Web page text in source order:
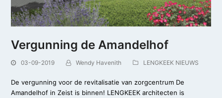
Vergunning de Amandelhof
03-09-2019 Wendy Havenith LENGKEEK NIEUWS
De vergunning voor de revitalisatie van zorgcentrum De
Amandelhof in Zeist is binnen! LENGKEEK architecten is